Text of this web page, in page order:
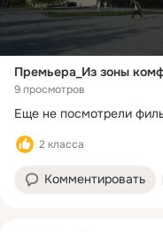
Премьера_Из зоны
9 просмотров
Еще не посмотрели
2 класса
Комментировать